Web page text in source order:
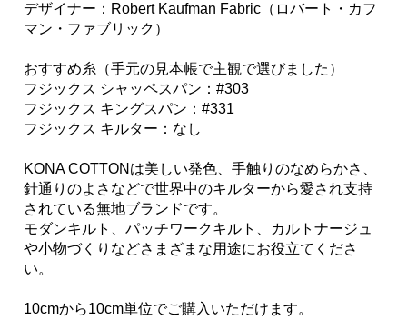
デザイナー：Robert Kaufman Fabric（ロバート・カフ
マン・ファブリック）
おすすめ糸（手元の見本帳で主観で選びました）
フジックス シャッペスパン：#303
フジックス キングスパン：#331
フジックス キルター：なし
KONA COTTONは美しい発色、手触りのなめらかさ、
針通りのよさなどで世界中のキルターから愛され支持
されている無地ブランドです。
モダンキルト、パッチワークキルト、カルトナージュ
や小物づくりなどさまざまな用途にお役立てくださ
い。
10cmから10cm単位でご購入いただけます。